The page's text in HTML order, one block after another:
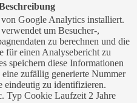
Google Analytics installiert.
um Besucher-,
zu berechnen und die
für einen Analysebericht zu
speichern diese Informationen
zufällig generierte Nummer
eindeutig zu identifizieren.
Typ Cookie Laufzeit 2 Jahre